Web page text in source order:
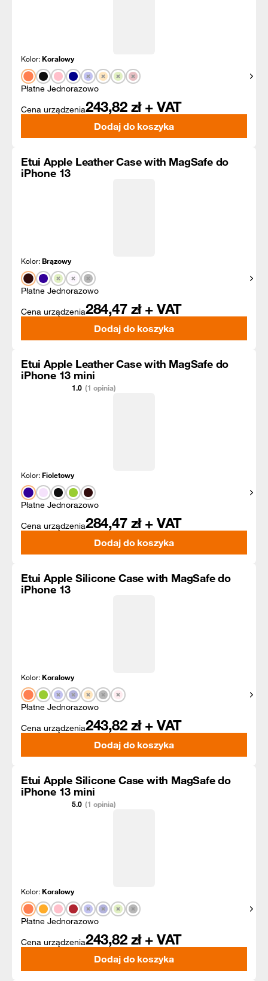
Kolor:Koralowy
Płatne Jednorazowo
Cena urządzenia243,82 zł + VAT
Dodaj do koszyka
Etui Apple Leather Case with MagSafe do
iPhone 13
Kolor:Brązowy
Płatne Jednorazowo
Cena urządzenia284,47 zł + VAT
Dodaj do koszyka
Etui Apple Leather Case with MagSafe do
iPhone 13 mini
1.0 (1 opinia)
Kolor:Fioletowy
Płatne Jednorazowo
Cena urządzenia284,47 zł + VAT
Dodaj do koszyka
Etui Apple Silicone Case with MagSafe do
iPhone 13
Kolor:Koralowy
Płatne Jednorazowo
Cena urządzenia243,82 zł + VAT
Dodaj do koszyka
Etui Apple Silicone Case with MagSafe do
iPhone 13 mini
5.0 (1 opinia)
Kolor:Koralowy
Płatne Jednorazowo
Cena urządzenia243,82 zł + VAT
Dodaj do koszyka